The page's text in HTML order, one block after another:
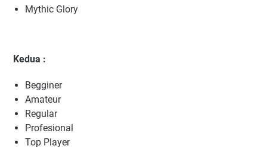
Mythic Glory
Kedua :
Begginer
Amateur
Regular
Profesional
Top Player